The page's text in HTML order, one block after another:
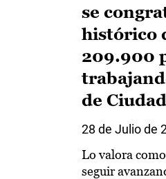
se
histórico
209.900
de
28 de Julio de
Lo valora
seguir